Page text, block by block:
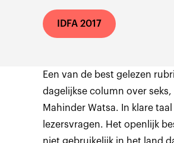
IDFA 2017
Een van de best gelezen
dagelijkse column over
Mahinder Watsa. In klare
lezersvragen. Het openlijk